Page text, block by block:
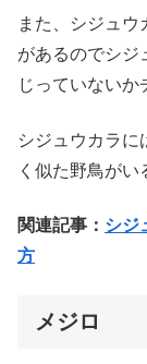
また、シジュウ
があるのでシジ
じっていないか
シジュウカラに
く似た野鳥がい
関連記事： シジ
方
メジロ